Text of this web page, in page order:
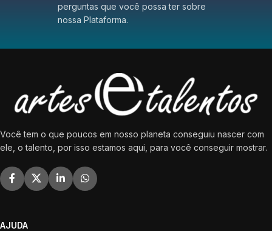
perguntas que você possa ter sobre
nossa Plataforma.
Você tem o que poucos em nosso planeta conseguiu nascer com
ele, o talento, por isso estamos aqui, para você conseguir mostrar.
AJUDA